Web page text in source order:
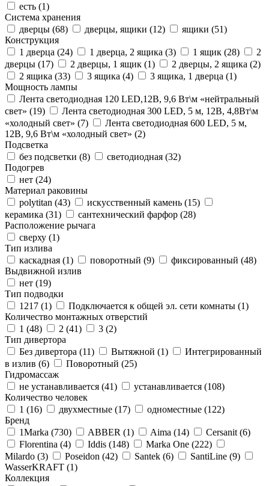
есть (1)
Система хранения
дверцы (68) дверцы, ящики (12) ящики (51)
Конструкция
1 дверца (24) 1 дверца, 2 ящика (3) 1 ящик (28)
2
дверцы (17) 2 дверцы, 1 ящик (1) 2 дверцы, 2 ящика (2)
2 ящика (33) 3 ящика (4) 3 ящика, 1 дверца (1)
Мощность лампы
Лента светодиодная 120 LED,12В, 9,6 Вт\м «нейтральный
свет» (19)
Лента светодиодная 300 LED, 5 м, 12В, 4,8Вт\м
«холодный свет» (7)
Лента светодиодная 600 LED, 5 м,
12В, 9,6 Вт\м «холодный свет» (2)
Подсветка
без подсветки (8) светодиодная (32)
Подогрев
нет (24)
Материал раковины
polytitan (43) искусственный камень (15)
керамика (31) сантехнический фарфор (28)
Расположение рычага
сверху (1)
Тип излива
каскадная (1) поворотный (9) фиксированный (48)
Выдвижной излив
нет (19)
Тип подводки
1217 (1) Подключается к общей эл. сети комнаты (1)
Количество монтажных отверстий
1 (48) 2 (41) 3 (2)
Тип дивертора
Без дивертора (11) Вытяжной (1)
Интегрированный
в излив (6) Поворотный (25)
Гидромассаж
не устанавливается (41) устанавливается (108)
Количество человек
1 (16) двухместные (17) одноместные (122)
Бренд
1Marka (730) ABBER (1) Aima (14) Cersanit (6)
Florentina (4) Iddis (148) Marka One (222)
Milardo (3) Poseidon (42) Santek (6) SantiLine (9)
WasserKRAFT (1)
Коллекция